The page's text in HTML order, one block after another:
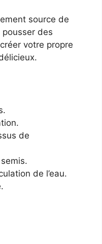
source de
des
votre propre
de
de l’eau.